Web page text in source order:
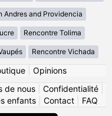
Andres and Providencia
Rencontre Tolima
Rencontre Vichada
| Opinions
de nous Confidentialité
enfants| Contact| FAQ